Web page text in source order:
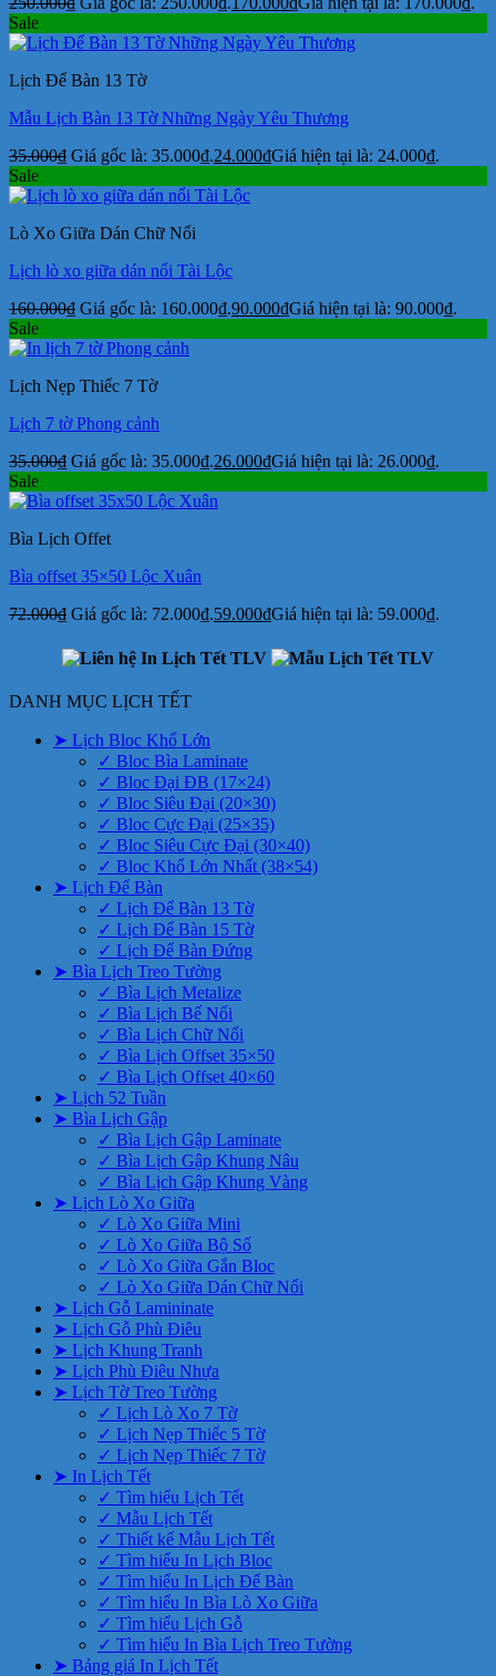
Sale
Lịch Để Bàn 13 Tờ
Mẫu Lịch Bàn 13 Tờ Những Ngày Yêu Thương
35.000₫ Giá gốc là: 35.000₫.24.000₫Giá hiện tại là: 24.000₫.
Sale
Lò Xo Giữa Dán Chữ Nổi
Lịch lò xo giữa dán nổi Tài Lộc
160.000₫ Giá gốc là: 160.000₫.90.000₫Giá hiện tại là: 90.000₫.
Sale
Lịch Nẹp Thiếc 7 Tờ
Lịch 7 tờ Phong cảnh
35.000₫ Giá gốc là: 35.000₫.26.000₫Giá hiện tại là: 26.000₫.
Sale
Bìa Lịch Offet
Bìa offset 35×50 Lộc Xuân
72.000₫ Giá gốc là: 72.000₫.59.000₫Giá hiện tại là: 59.000₫.
DANH MỤC LỊCH TẾT
➤ Lịch Bloc Khổ Lớn
✓ Bloc Bìa Laminate
✓ Bloc Đại ĐB (17×24)
✓ Bloc Siêu Đại (20×30)
✓ Bloc Cực Đại (25×35)
✓ Bloc Siêu Cực Đại (30×40)
✓ Bloc Khổ Lớn Nhất (38×54)
➤ Lịch Để Bàn
✓ Lịch Để Bàn 13 Tờ
✓ Lịch Để Bàn 15 Tờ
✓ Lịch Để Bàn Đứng
➤ Bìa Lịch Treo Tường
✓ Bìa Lịch Metalize
✓ Bìa Lịch Bế Nổi
✓ Bìa Lịch Chữ Nổi
✓ Bìa Lịch Offset 35×50
✓ Bìa Lịch Offset 40×60
➤ Lịch 52 Tuần
➤ Bìa Lịch Gập
✓ Bìa Lịch Gập Laminate
✓ Bìa Lịch Gập Khung Nâu
✓ Bìa Lịch Gập Khung Vàng
➤ Lịch Lò Xo Giữa
✓ Lò Xo Giữa Mini
✓ Lò Xo Giữa Bộ Số
✓ Lò Xo Giữa Gắn Bloc
✓ Lò Xo Giữa Dán Chữ Nổi
➤ Lịch Gỗ Lamininate
➤ Lịch Gỗ Phù Điêu
➤ Lịch Khung Tranh
➤ Lịch Phù Điêu Nhựa
➤ Lịch Tờ Treo Tường
✓ Lịch Lò Xo 7 Tờ
✓ Lịch Nẹp Thiếc 5 Tờ
✓ Lịch Nẹp Thiếc 7 Tờ
➤ In Lịch Tết
✓ Tìm hiểu Lịch Tết
✓ Mẫu Lịch Tết
✓ Thiết kế Mẫu Lịch Tết
✓ Tìm hiểu In Lịch Bloc
✓ Tìm hiểu In Lịch Để Bàn
✓ Tìm hiểu In Bìa Lò Xo Giữa
✓ Tìm hiểu Lịch Gỗ
✓ Tìm hiểu In Bìa Lịch Treo Tường
➤ Bảng giá In Lịch Tết